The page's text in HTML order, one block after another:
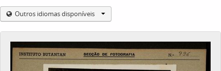
Outros idiomas disponíveis